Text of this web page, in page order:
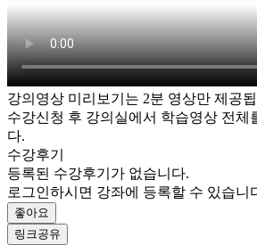
강의영상 미리보기는 2분 영상만 제공
수강신청 후 강의실에서 학습영상 전체
다.
수강후기
등록된 수강후기가 없습니다.
로그인하시면 강좌에 등록할 수 있습니
좋아요
링크공유